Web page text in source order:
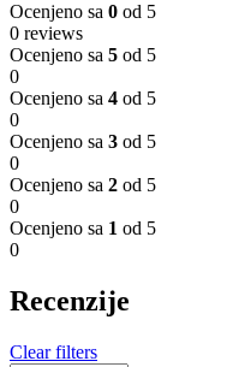
Ocenjeno sa 0 od 5
0 reviews
Ocenjeno sa 5 od 5
0
Ocenjeno sa 4 od 5
0
Ocenjeno sa 3 od 5
0
Ocenjeno sa 2 od 5
0
Ocenjeno sa 1 od 5
0
Recenzije
Clear filters